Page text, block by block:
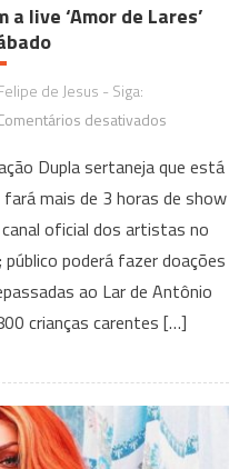
live ‘Amor de Lares’
de Jesus - Siga:
desativadosem
&
Breno
a
live
‘Amor
sábado
Dupla sertaneja que está
mais de 3 horas de show
oficial dos artistas no
poderá fazer doações
ao Lar de Antônio
crianças carentes […]